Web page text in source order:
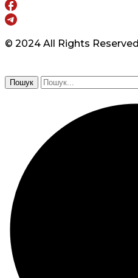
© 2024 All Rights Reserved
Пошук